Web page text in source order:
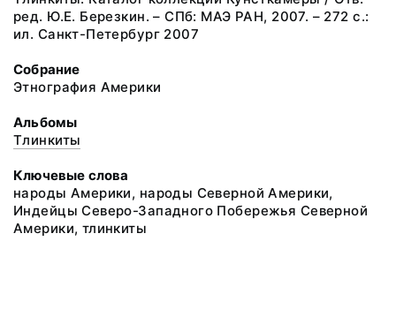
ред. Ю.Е. Березкин. – СПб: МАЭ РАН, 2007. – 272 с.:
ил. Санкт-Петербург 2007
Собрание
Этнография Америки
Альбомы
Тлинкиты
Ключевые слова
народы Америки, народы Северной Америки,
Индейцы Северо-Западного Побережья Северной
Америки, тлинкиты